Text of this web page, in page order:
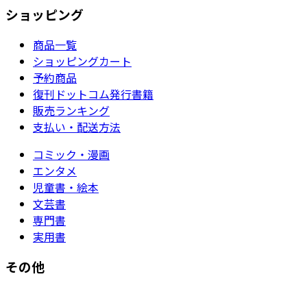
ショッピング
商品一覧
ショッピングカート
予約商品
復刊ドットコム発行書籍
販売ランキング
支払い・配送方法
コミック・漫画
エンタメ
児童書・絵本
文芸書
専門書
実用書
その他